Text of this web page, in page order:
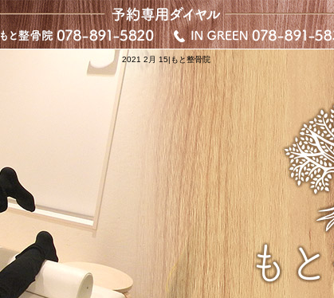
2021 2月 15|もと整骨院